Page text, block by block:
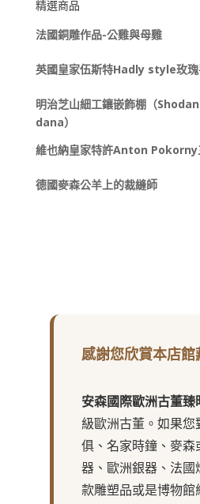
精選商品
法國銅雕作品-公雞與母雞
英國皇家伍斯特Hadly style玫瑰
明治芝山細工鑲嵌飾棚（
dana）
維也納皇家特許Anton Pokorny
德國麥森公羊上的裁縫師
感謝您欣賞本店館
安森國際歐洲古董臻
級歐洲古董。如果您
俱、名家時鐘、麥森
器、歐洲銀器、法國
款雕塑品或是博物館